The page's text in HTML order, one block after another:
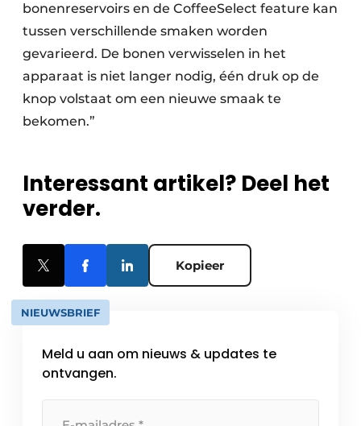
bonenreservoirs en de CoffeeSelect feature kan
tussen verschillende smaken worden
gevarieerd. De bonen verwisselen in het
apparaat is niet langer nodig, één druk op de
knop volstaat om een nieuwe smaak te
bekomen.”
Interessant artikel? Deel het
verder.
Kopieer
NIEUWSBRIEF
Meld u aan om nieuws & updates te
ontvangen.